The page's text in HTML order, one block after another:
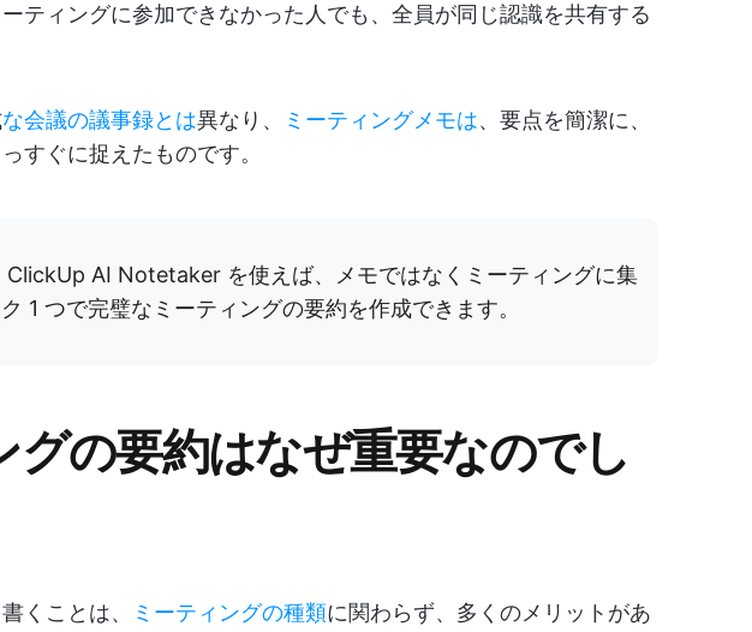
ティングに参加できなかった人でも、全員が同じ認識を共有する
な会議の議事録とは異なり、 ミーティングメモは、要点を簡潔に、
すぐに捉えたものです。
ClickUp AI Notetaker を使えば、メモではなくミーティングに集
1 つで完璧なミーティングの要約を作成できます。
グの要約はなぜ重要なのでし
くことは、 ミーティングの種類に関わらず、多くのメリットがあ